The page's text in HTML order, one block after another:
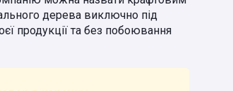
дерева виключно під
продукції та без побоювання